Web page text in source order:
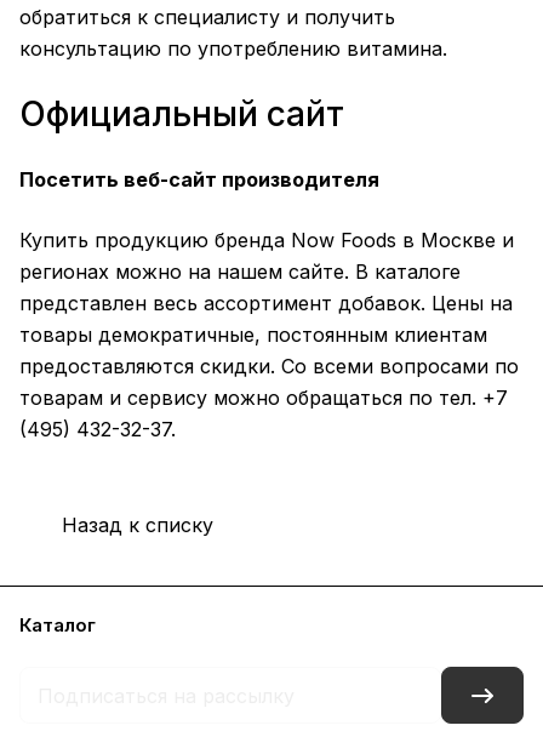
обратиться к специалисту и получить
консультацию по употреблению витамина.
Официальный сайт
Посетить веб-сайт производителя
Купить продукцию бренда Now Foods в Москве и
регионах можно на нашем сайте. В каталоге
представлен весь ассортимент добавок. Цены на
товары демократичные, постоянным клиентам
предоставляются скидки. Со всеми вопросами по
товарам и сервису можно обращаться по тел. +7
(495) 432-32-37.
Назад к списку
Каталог